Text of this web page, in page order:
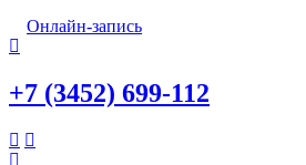
Онлайн-запись
+7 (3452) 699-112